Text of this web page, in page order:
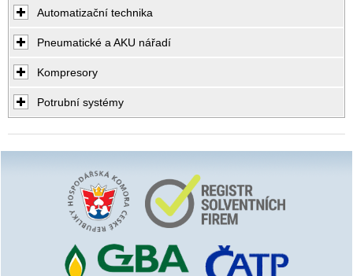
Automatizační technika
Pneumatické a AKU nářadí
Kompresory
Potrubní systémy